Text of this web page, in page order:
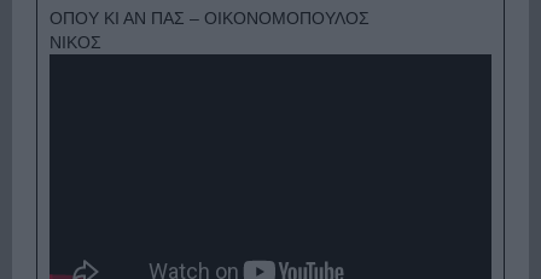
ΟΠΟΥ ΚΙ ΑΝ ΠΑΣ – ΟΙΚΟΝΟΜΟΠΟΥΛΟΣ
ΝΙΚΟΣ